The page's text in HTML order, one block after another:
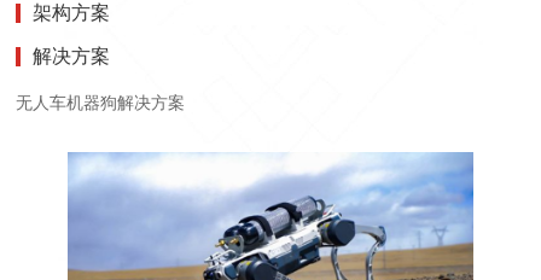
架构方案
解决方案
无人车机器狗解决方案